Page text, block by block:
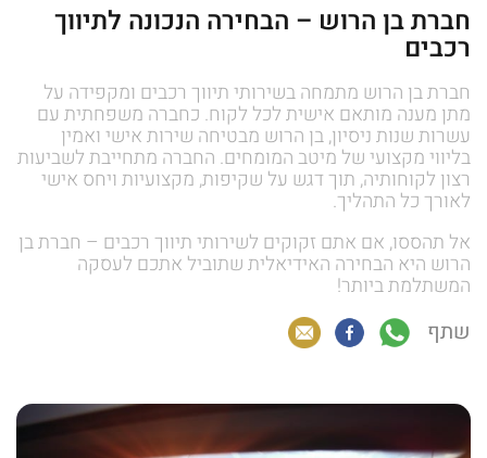
חברת בן הרוש – הבחירה הנכונה לתיווך
רכבים
חברת בן הרוש מתמחה בשירותי תיווך רכבים ומקפידה על
מתן מענה מותאם אישית לכל לקוח. כחברה משפחתית עם
עשרות שנות ניסיון, בן הרוש מבטיחה שירות אישי ואמין
בליווי מקצועי של מיטב המומחים. החברה מתחייבת לשביעות
רצון לקוחותיה, תוך דגש על שקיפות, מקצועיות ויחס אישי
לאורך כל התהליך.
אל תהססו, אם אתם זקוקים לשירותי תיווך רכבים – חברת בן
הרוש היא הבחירה האידיאלית שתוביל אתכם לעסקה
המשתלמת ביותר!
שתף